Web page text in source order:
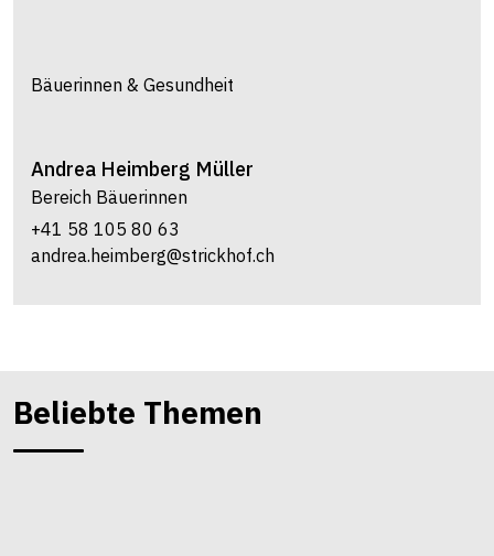
Bäuerinnen & Gesundheit
Andrea Heimberg Müller
Bereich Bäuerinnen
+41 58 105 80 63
andrea.heimberg@strickhof.ch
Beliebte Themen